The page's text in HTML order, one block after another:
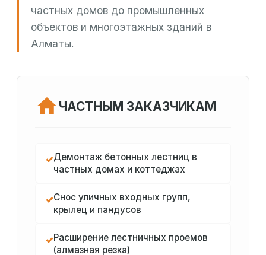
частных домов до промышленных
объектов и многоэтажных зданий в
Алматы.
ЧАСТНЫМ ЗАКАЗЧИКАМ
✓Демонтаж бетонных лестниц в
частных домах и коттеджах
✓Снос уличных входных групп,
крылец и пандусов
✓Расширение лестничных проемов
(алмазная резка)